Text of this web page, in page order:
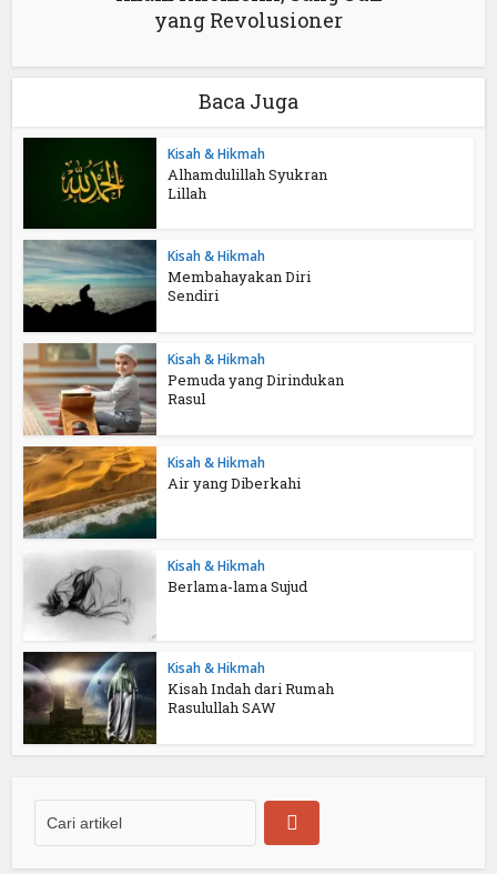
yang Revolusioner
Baca Juga
Kisah & Hikmah
Alhamdulillah Syukran
Lillah
Kisah & Hikmah
Membahayakan Diri
Sendiri
Kisah & Hikmah
Pemuda yang Dirindukan
Rasul
Kisah & Hikmah
Air yang Diberkahi
Kisah & Hikmah
Berlama-lama Sujud
Kisah & Hikmah
Kisah Indah dari Rumah
Rasulullah SAW